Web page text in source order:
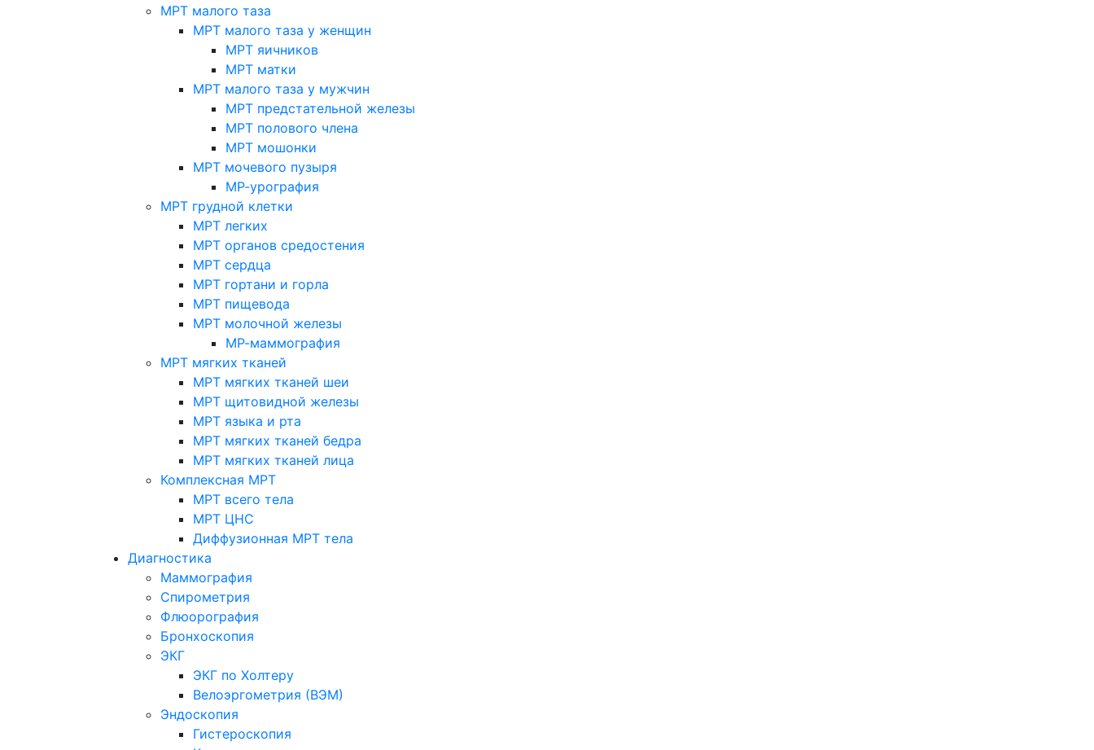
МРТ малого таза
МРТ малого таза у женщин
МРТ яичников
МРТ матки
МРТ малого таза у мужчин
МРТ предстательной железы
МРТ полового члена
МРТ мошонки
МРТ мочевого пузыря
МР-урография
МРТ грудной клетки
МРТ легких
МРТ органов средостения
МРТ сердца
МРТ гортани и горла
МРТ пищевода
МРТ молочной железы
МР-маммография
МРТ мягких тканей
МРТ мягких тканей шеи
МРТ щитовидной железы
МРТ языка и рта
МРТ мягких тканей бедра
МРТ мягких тканей лица
Комплексная МРТ
МРТ всего тела
МРТ ЦНС
Диффузионная МРТ тела
Диагностика
Маммография
Спирометрия
Флюорография
Бронхоскопия
ЭКГ
ЭКГ по Холтеру
Велоэргометрия (ВЭМ)
Эндоскопия
Гистероскопия